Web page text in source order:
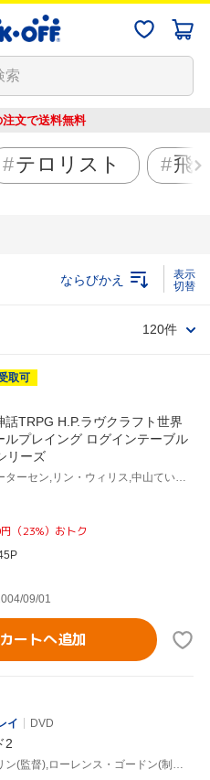
文で送料無料
テロリスト 飛
ならびかえ
120件
取可
話TRPG H.P.ラヴクラフト世界
ルプレイング ログインテーブル
リーズ
サンディ・ピーターセン,リン・ウィリス,中山てい子,坂本雅之
（23%）おトク
09/01
カートへ追加
イ
DVD
2
レニー・ハーリン(監督),ローレンス・ゴードン(制作),スティーヴン・E.デ・スーザ(脚本),マイケル・ケイメン(音楽),ブルース・ウィリス,ボニー・ベデリア,ウィリアム・サドラー,フレッド・ダルトン・トンプソン